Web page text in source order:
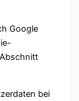
Google
bei